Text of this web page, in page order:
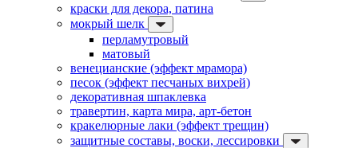
краски для декора, патина
мокрый шелк
перламутровый
матовый
венецианские (эффект мрамора)
песок (эффект песчаных вихрей)
декоративная шпаклевка
травертин, карта мира, арт-бетон
кракелюрные лаки (эффект трещин)
защитные составы, воски, лессировки